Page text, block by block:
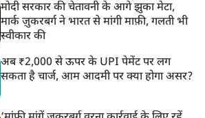
मोदी सरकार की चेतावनी के आगे झुका मेटा,
मार्क ज़ुकरबर्ग ने भारत से मांगी माफ़ी, गलती भी
स्वीकार की
अब ₹2,000 से ऊपर के UPI पेमेंट पर लग
सकता है चार्ज, आम आदमी पर क्या होगा असर?